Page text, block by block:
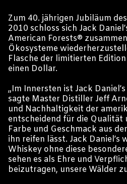
Zum 40. jährigen Jubiläum
2010 schloss sich Jack
American Forests®
Ökosysteme
Flasche der limitierten Edition
einen Dollar.
„Im Innersten ist Jack
sagte Master Distiller Jeff
und Nachhaltigkeit der
entscheidend für die Qualität
Farbe und Geschmack aus
ihn reifen lässt. Jack Daniel’s
Whiskey ohne diese
sehen es als Ehre und
beizutragen, unsere Wälder